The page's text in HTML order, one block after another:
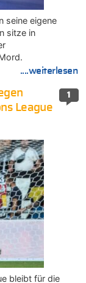
seine eigene
sitze in
....weiterlesen
1
League
bleibt für die